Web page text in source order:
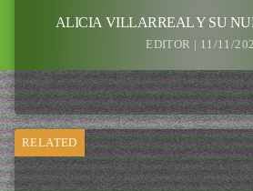
ALICIA VILLARREAL Y SU
EDITOR | 11/11/
RELATED